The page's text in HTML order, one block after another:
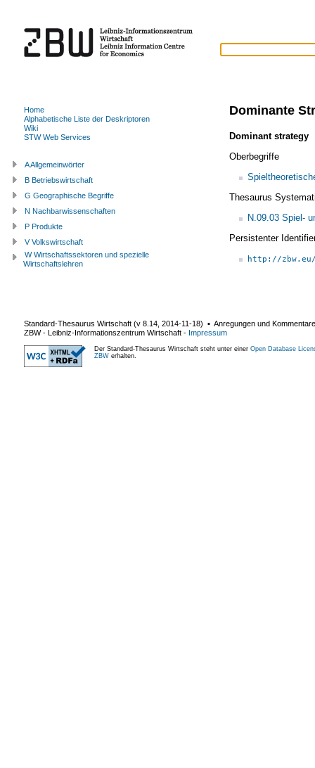
Dominante
Dominant strategy
Oberbegriffe
Thesaurus
N.09.03 Spiel-
Persistenter
http://
Home
Alphabetische Liste der Deskriptoren
Wiki
STW Web Services
A Allgemeinwörter
B Betriebswirtschaft
G Geographische Begriffe
N Nachbarwissenschaften
P Produkte
V Volkswirtschaft
W Wirtschaftssektoren und spezielle
Wirtschaftslehren
Standard-Thesaurus Wirtschaft (v 8.14 2014-11-18) ▪ Anregungen und
ZBW - Leibniz-Informationszentrum Wirtschaft - Impressum
Der Standard-Thesaurus Wirtschaft steht unter einer Open Database
ZBW erhalten.